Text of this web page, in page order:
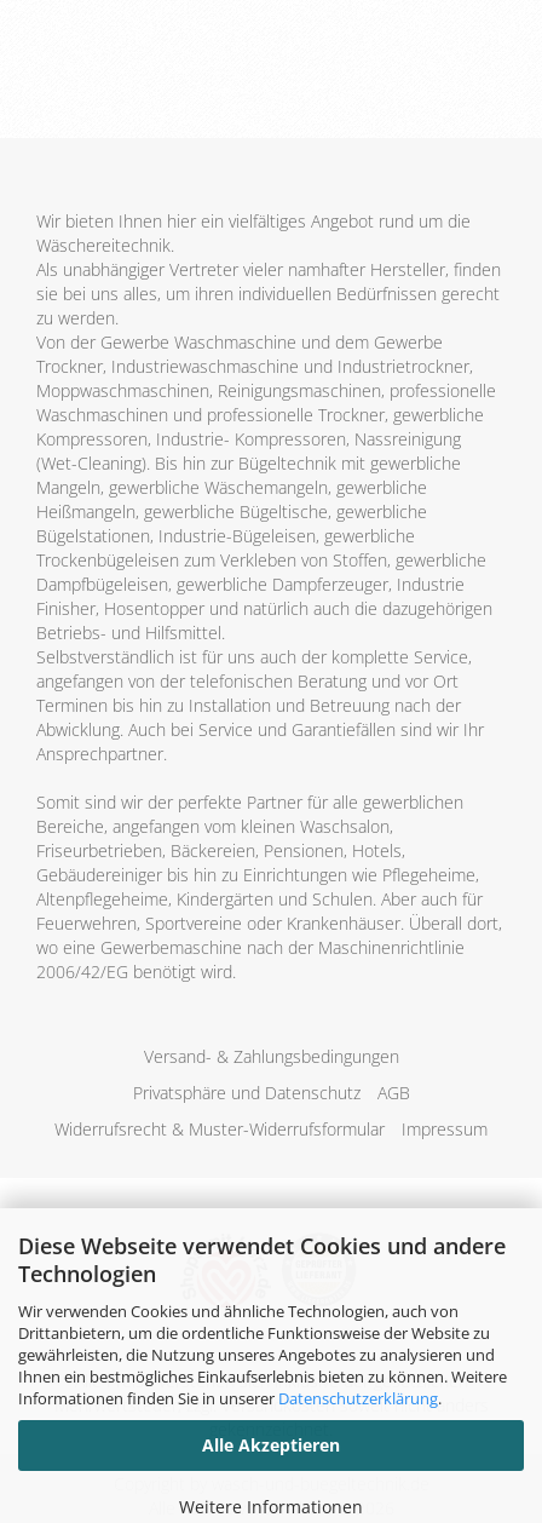
Diese Webseite verwendet Cookies und andere
Technologien
Wir verwenden Cookies und ähnliche Technologien, auch von
Drittanbietern, um die ordentliche Funktionsweise der Website zu
gewährleisten, die Nutzung unseres Angebotes zu analysieren und
Ihnen ein bestmögliches Einkaufserlebnis bieten zu können. Weitere
Informationen finden Sie in unserer Datenschutzerklärung.
Alle Akzeptieren
Weitere Informationen
Wir bieten Ihnen hier ein vielfältiges Angebot rund um die
Wäschereitechnik.
Als unabhängiger Vertreter vieler namhafter Hersteller, finden
sie bei uns alles, um ihren individuellen Bedürfnissen gerecht
zu werden.
Von der Gewerbe Waschmaschine und dem Gewerbe
Trockner, Industriewaschmaschine und Industrietrockner,
Moppwaschmaschinen, Reinigungsmaschinen, professionelle
Waschmaschinen und professionelle Trockner, gewerbliche
Kompressoren, Industrie- Kompressoren, Nassreinigung
(Wet-Cleaning). Bis hin zur Bügeltechnik mit gewerbliche
Mangeln, gewerbliche Wäschemangeln, gewerbliche
Heißmangeln, gewerbliche Bügeltische, gewerbliche
Bügelstationen, Industrie-Bügeleisen, gewerbliche
Trockenbügeleisen zum Verkleben von Stoffen, gewerbliche
Dampfbügeleisen, gewerbliche Dampferzeuger, Industrie
Finisher, Hosentopper und natürlich auch die dazugehörigen
Betriebs- und Hilfsmittel.
Selbstverständlich ist für uns auch der komplette Service,
angefangen von der telefonischen Beratung und vor Ort
Terminen bis hin zu Installation und Betreuung nach der
Abwicklung. Auch bei Service und Garantiefällen sind wir Ihr
Ansprechpartner.
Somit sind wir der perfekte Partner für alle gewerblichen
Bereiche, angefangen vom kleinen Waschsalon,
Friseurbetrieben, Bäckereien, Pensionen, Hotels,
Gebäudereiniger bis hin zu Einrichtungen wie Pflegeheime,
Altenpflegeheime, Kindergärten und Schulen. Aber auch für
Feuerwehren, Sportvereine oder Krankenhäuser. Überall dort,
wo eine Gewerbemaschine nach der Maschinenrichtlinie
2006/42/EG benötigt wird.
Versand- & Zahlungsbedingungen
Privatsphäre und Datenschutz
AGB
Widerrufsrecht & Muster-Widerrufsformular
Impressum
Alle Preise verstehen sich inklusive der gesetzlichen
Mehrwertsteuer, zzgl.Versandkostensoweit nicht anders
Alle Rechte vorbehalten. © 2026